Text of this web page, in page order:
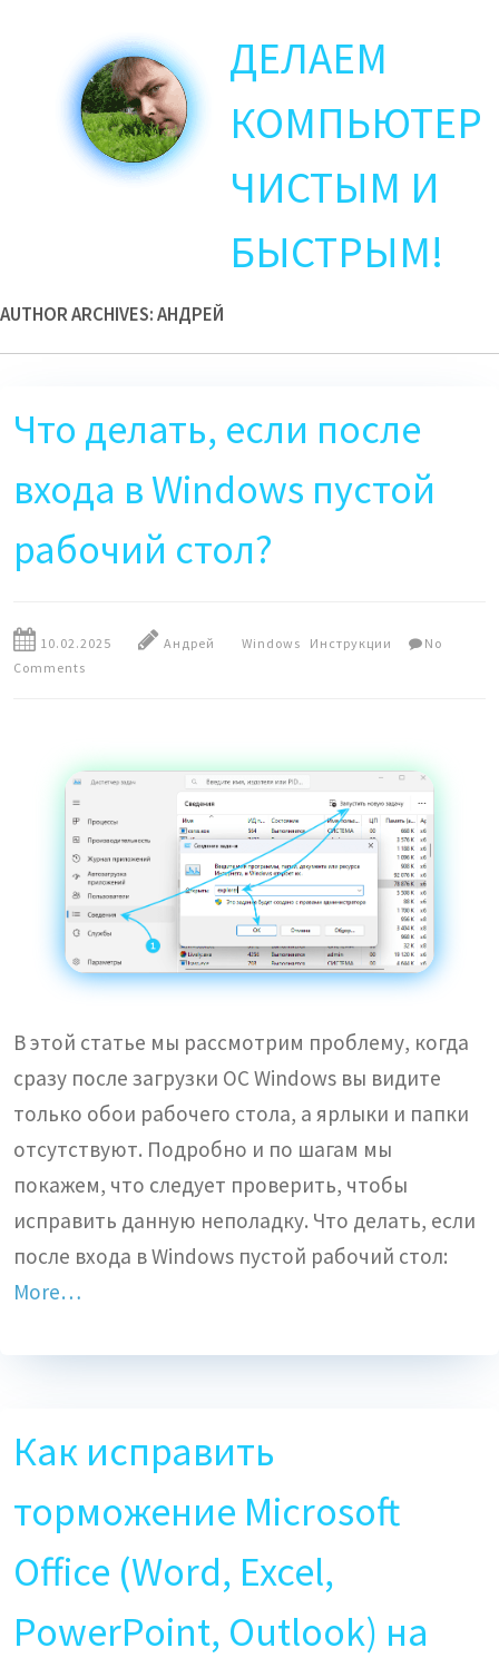
ДЕЛАЕМ
КОМПЬЮТЕР
ЧИСТЫМ И
БЫСТРЫМ!
AUTHOR ARCHIVES:АНДРЕЙ
Что делать, если после
входа в Windows пустой
рабочий стол?
10.02.2025 Андрей Windows Инструкции
No
Comments
В этой статье мы рассмотрим проблему, когда
сразу после загрузки ОС Windows вы видите
только обои рабочего стола, а ярлыки и папки
отсутствуют. Подробно и по шагам мы
покажем, что следует проверить, чтобы
исправить данную неполадку. Что делать, если
после входа в Windows пустой рабочий стол:
More…
Как исправить
торможение Microsoft
Office (Word, Excel,
PowerPoint, Outlook) на